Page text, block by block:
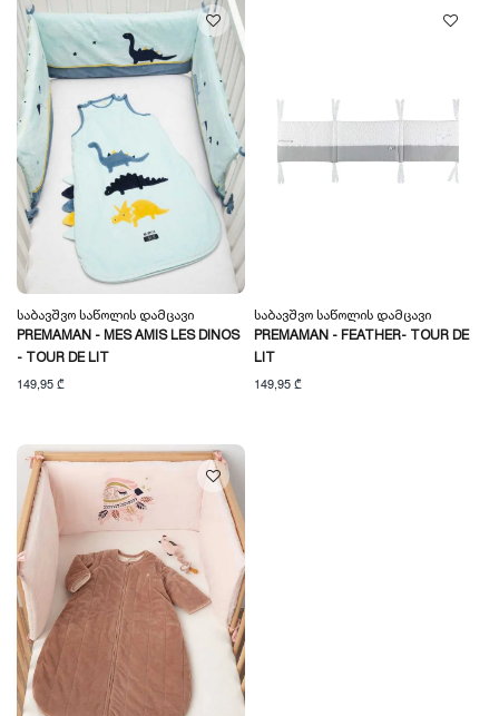
Საბავშვო Საწოლის Დამცავი
PREMAMAN - MES AMIS LES DINOS
- TOUR DE LIT
149,95 ₾
Საბავშვო Საწოლის Დამცავი
PREMAMAN - FEATHER- TOUR DE
LIT
149,95 ₾